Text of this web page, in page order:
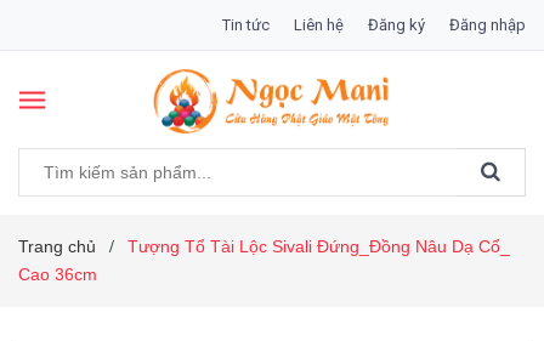
Tin tức Liên hệ Đăng ký Đăng nhập
Trang chủ /
Tượng Tổ Tài Lộc Sivali Đứng_Đồng Nâu Dạ Cổ_
Cao 36cm